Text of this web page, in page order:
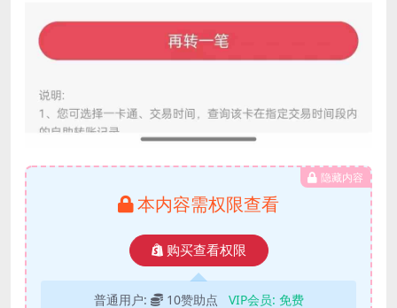
隐藏内容
本内容需权限查看
购买查看权限
普通用户: 10赞助点 VIP会员: 免费